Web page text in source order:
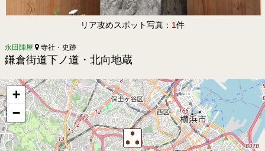
リア攻めスポット写真： 1件
永田陣屋 寺社・史跡
鎌倉街道下ノ道・北向地蔵
+
−